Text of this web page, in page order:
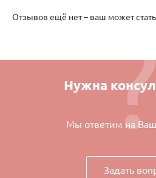
Отзывов ещё нет – ваш может
Нужна
Мы ответим на
Задать